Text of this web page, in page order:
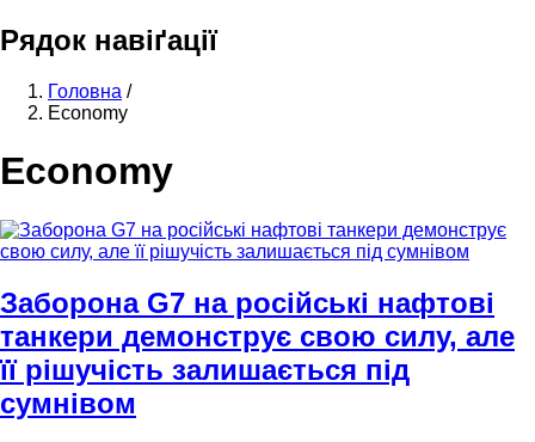
Рядок навіґації
Головна /
Economy
Economy
Заборона G7 на російські нафтові
танкери демонструє свою силу, але
її рішучість залишається під
сумнівом